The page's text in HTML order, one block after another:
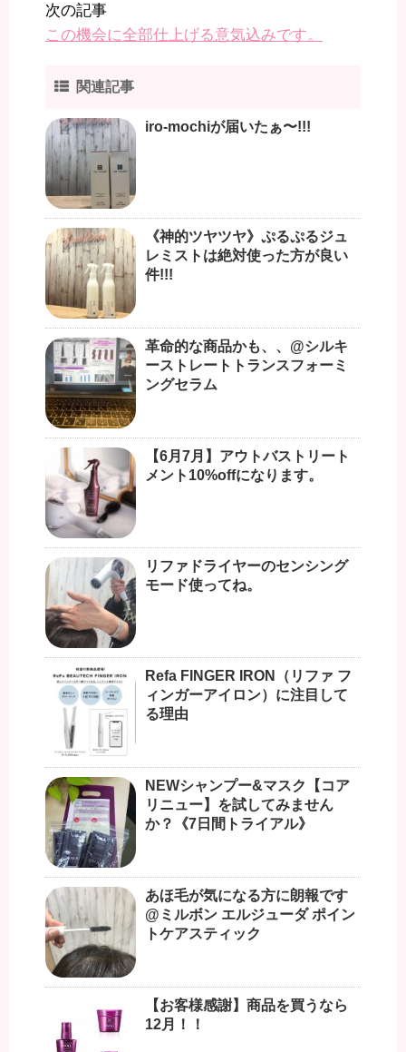
次の記事
この機会に全部仕上げる意気込みです。
関連記事
iro-mochiが届いたぁ〜!!!
《神的ツヤツヤ》ぷるぷるジュ
レミストは絶対使った方が良い
件!!!
革命的な商品かも、、@シルキ
ーストレートトランスフォーミ
ングセラム
【6月7月】アウトバストリート
メント10%offになります。
リファドライヤーのセンシング
モード使ってね。
Refa FINGER IRON（リファ フ
ィンガーアイロン）に注目して
る理由
NEWシャンプー&マスク【コア
リニュー】を試してみません
か？《7日間トライアル》
あほ毛が気になる方に朗報です
@ミルボン エルジューダ ポイン
トケアスティック
【お客様感謝】商品を買うなら
12月！！